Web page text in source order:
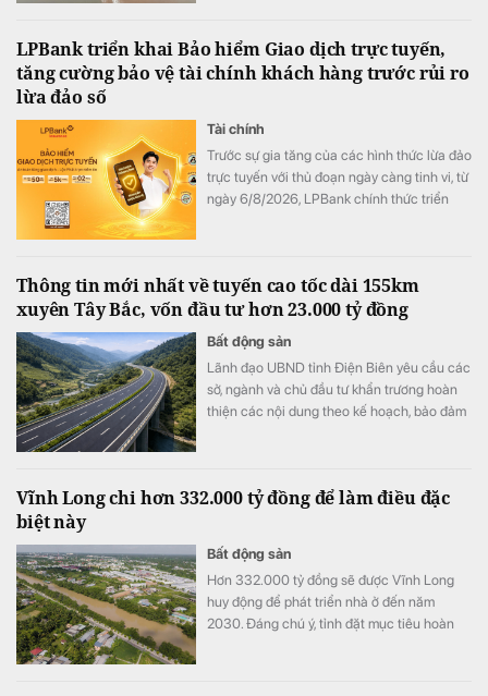
LPBank triển khai Bảo hiểm Giao dịch trực tuyến,
tăng cường bảo vệ tài chính khách hàng trước rủi ro
lừa đảo số
Tài chính
Trước sự gia tăng của các hình thức lừa đảo
trực tuyến với thủ đoạn ngày càng tinh vi, từ
ngày 6/8/2026, LPBank chính thức triển
thiểu tổn thất tài chính từ các giao dịch trực
tuyến trái phép, đồng thời hỗ trợ khôi phục
đánh cắp, góp phần mang đến trải nghiệm
giao dịch số an toàn và an tâm hơn.
Thông tin mới nhất về tuyến cao tốc dài 155km
xuyên Tây Bắc, vốn đầu tư hơn 23.000 tỷ đồng
Bất động sản
Lãnh đạo UBND tỉnh Điện Biên yêu cầu các
sở, ngành và chủ đầu tư khẩn trương hoàn
thiện các nội dung theo kế hoạch, bảo đảm
chuẩn bị Lễ động thổ Dự án thành phần 2.
Vĩnh Long chi hơn 332.000 tỷ đồng để làm điều đặc
biệt này
Bất động sản
Hơn 332.000 tỷ đồng sẽ được Vĩnh Long
huy động để phát triển nhà ở đến năm
2030. Đáng chú ý, tỉnh đặt mục tiêu hoàn